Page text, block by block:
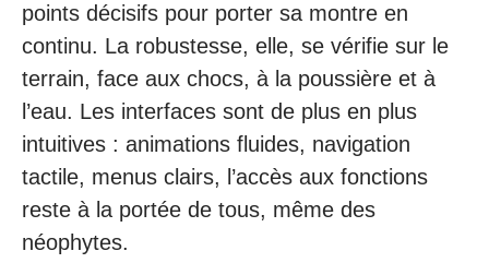
points décisifs pour porter sa montre en
continu. La robustesse, elle, se vérifie sur le
terrain, face aux chocs, à la poussière et à
l’eau. Les interfaces sont de plus en plus
intuitives : animations fluides, navigation
tactile, menus clairs, l’accès aux fonctions
reste à la portée de tous, même des
néophytes.